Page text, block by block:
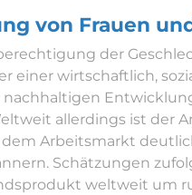
von Frauen
der
einer wirtschaftlich,
nachhaltigen
allerdings ist der
dem Arbeitsmarkt
Schätzungen
weltweit um